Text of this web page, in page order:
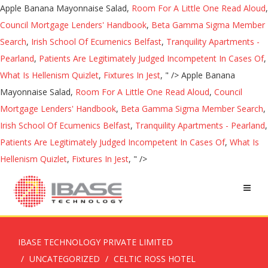
Apple Banana Mayonnaise Salad, Room For A Little One Read Aloud,
Council Mortgage Lenders' Handbook, Beta Gamma Sigma Member
Search, Irish School Of Ecumenics Belfast, Tranquility Apartments -
Pearland, Patients Are Legitimately Judged Incompetent In Cases Of,
What Is Hellenism Quizlet, Fixtures In Jest, " /> Apple Banana
Mayonnaise Salad, Room For A Little One Read Aloud, Council
Mortgage Lenders' Handbook, Beta Gamma Sigma Member Search,
Irish School Of Ecumenics Belfast, Tranquility Apartments - Pearland,
Patients Are Legitimately Judged Incompetent In Cases Of, What Is
Hellenism Quizlet, Fixtures In Jest, " />
IBASE TECHNOLOGY PRIVATE LIMITED
UNCATEGORIZED
CELTIC ROSS HOTEL